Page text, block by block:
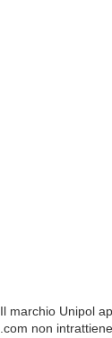
Il marchio Unipol
.com non